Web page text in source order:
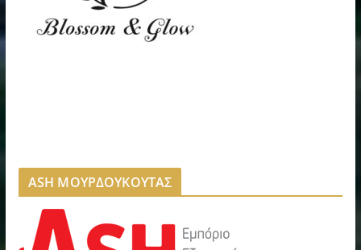
ASH ΜΟΥΡΔΟΥΚΟΥΤΑΣ